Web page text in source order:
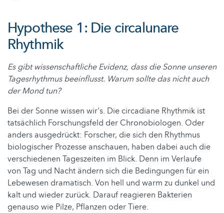
Hypothese 1: Die circalunare
Rhythmik
Es gibt wissenschaftliche Evidenz, dass die Sonne unseren
Tagesrhythmus beeinflusst. Warum sollte das nicht auch
der Mond tun?
Bei der Sonne wissen wir's. Die circadiane Rhythmik ist
tatsächlich Forschungsfeld der Chronobiologen. Oder
anders ausgedrückt: Forscher, die sich den Rhythmus
biologischer Prozesse anschauen, haben dabei auch die
verschiedenen Tageszeiten im Blick. Denn im Verlaufe
von Tag und Nacht ändern sich die Bedingungen für ein
Lebewesen dramatisch. Von hell und warm zu dunkel und
kalt und wieder zurück. Darauf reagieren Bakterien
genauso wie Pilze, Pflanzen oder Tiere.